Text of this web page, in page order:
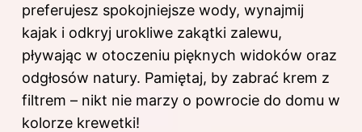
preferujesz spokojniejsze wody, wynajmij
kajak i odkryj urokliwe zakątki zalewu,
pływając w otoczeniu pięknych widoków oraz
odgłosów natury. Pamiętaj, by zabrać krem z
filtrem – nikt nie marzy o powrocie do domu w
kolorze krewetki!